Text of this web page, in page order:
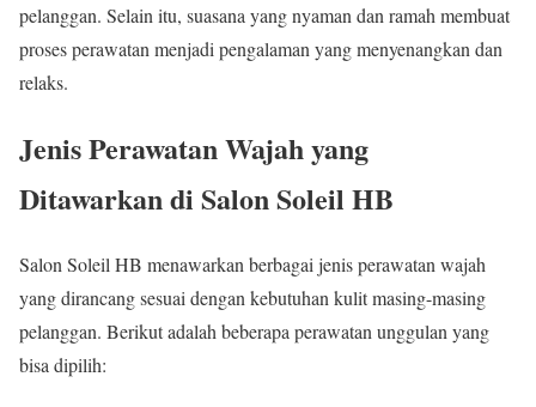
pelanggan. Selain itu, suasana yang nyaman dan ramah membuat
proses perawatan menjadi pengalaman yang menyenangkan dan
relaks.
Jenis Perawatan Wajah yang
Ditawarkan di Salon Soleil HB
Salon Soleil HB menawarkan berbagai jenis perawatan wajah
yang dirancang sesuai dengan kebutuhan kulit masing-masing
pelanggan. Berikut adalah beberapa perawatan unggulan yang
bisa dipilih: